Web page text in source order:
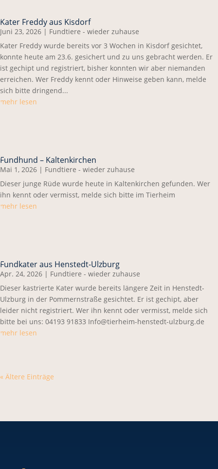
Kater Freddy aus Kisdorf
Juni 23, 2026 | Fundtiere - wieder zuhause
Kater Freddy wurde bereits vor 3 Wochen in Kisdorf gesichtet,
konnte heute am 23.6. gesichert und zu uns gebracht werden. Er
ist gechipt und registriert, bisher konnten wir aber niemanden
erreichen. Wer Freddy kennt oder Hinweise geben kann, melde
sich bitte dringend...
mehr lesen
Fundhund – Kaltenkirchen
Mai 1, 2026 | Fundtiere - wieder zuhause
Dieser junge Rüde wurde heute in Kaltenkirchen gefunden. Wer
ihn kennt oder vermisst, melde sich bitte im Tierheim
mehr lesen
Fundkater aus Henstedt-Ulzburg
Apr. 24, 2026 | Fundtiere - wieder zuhause
Dieser kastrierte Kater wurde bereits längere Zeit in Henstedt-
Ulzburg in der Pommernstraße gesichtet. Er ist gechipt, aber
leider nicht registriert. Wer ihn kennt oder vermisst, melde sich
bitte bei uns: 04193 91833 Info@tierheim-henstedt-ulzburg.de
mehr lesen
« Ältere Einträge